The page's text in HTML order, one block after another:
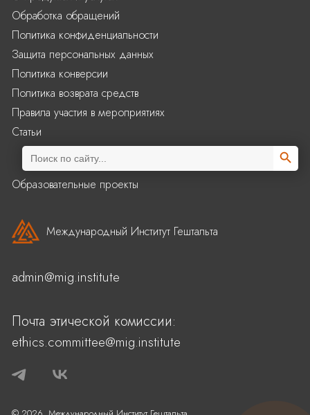
Образовательные проекты
Обработка обращений
Политика конфиденциальности
Защита персональных данных
Политика конверсии
Политика возврата средств
Правила участия в мероприятиях
Статьи
Search
for:
Search
Международный Институт Гештальта
admin@mig.institute
Почта этической комиссии:
ethics.committee@mig.institute